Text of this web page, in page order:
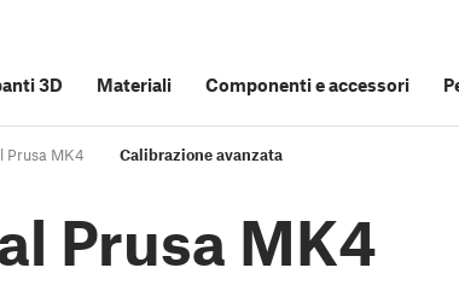
3D Materiali Componenti e accessori
Prusa MK4 Calibrazione avanzata
Prusa MK4